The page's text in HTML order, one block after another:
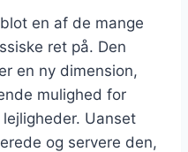
en af de mange
ret på. Den
en ny dimension,
mulighed for
Uanset
og servere den,